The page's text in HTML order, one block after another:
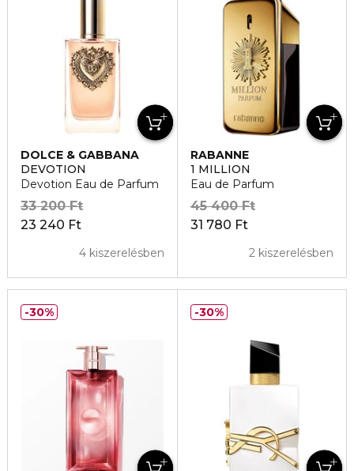
DOLCE & GABBANA
DEVOTION
Devotion Eau de Parfum
23 240 Ft
33 200 Ft
4 kiszerelésben
RABANNE
1 MILLION
Eau de Parfum
31 780 Ft
45 400 Ft
2 kiszerelésben
30% 30%